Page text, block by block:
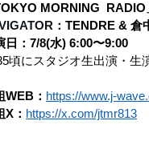
MORNING  RADIO
： TENDRE & 倉
日：7/8(水) 6:00〜9:00
頃にスタジオ生出演・生
WEB： https://www.j-
X： https://x.com/jtmr813